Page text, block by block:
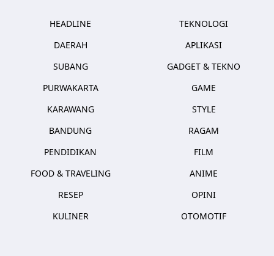
HEADLINE
DAERAH
SUBANG
PURWAKARTA
KARAWANG
BANDUNG
PENDIDIKAN
FOOD & TRAVELING
RESEP
KULINER
TEKNOLOGI
APLIKASI
GADGET & TEKNO
GAME
STYLE
RAGAM
FILM
ANIME
OPINI
OTOMOTIF